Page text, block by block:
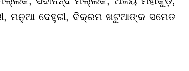
ମନୁଆ ଦେହୁରୀ, ବିକ୍ରମ ଖଟୁଆଙ୍କ ସମେତ